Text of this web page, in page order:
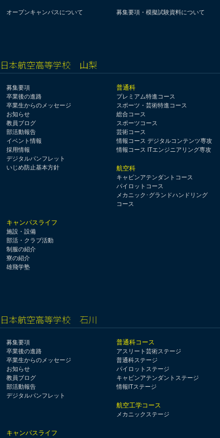
オープンキャンパスについて 募集要項・模擬試験資料について
日本航空高等学校 山梨
募集要項
卒業後の進路
卒業生からのメッセージ
お知らせ
教員ブログ
部活動報告
イベント情報
採用情報
デジタルパンフレット
いじめ防止基本方針
普通科
プレミアム特進コース
スポーツ・芸術特進コース
総合コース
スポーツコース
芸術コース
情報コース デジタルコンテンツ専攻
情報コース ITエンジニアリング専攻
航空科
キャビンアテンダントコース
パイロットコース
メカニック･グランドハンドリング
コース
キャンパスライフ
施設・設備
部活・クラブ活動
制服の紹介
寮の紹介
雄飛学塾
日本航空高等学校 石川
募集要項
卒業後の進路
卒業生からのメッセージ
お知らせ
教員ブログ
部活動報告
デジタルパンフレット
普通科コース
アスリート芸術ステージ
普通科ステージ
パイロットステージ
キャビンアテンダントステージ
情報ITステージ
航空工学コース
メカニックステージ
キャンパスライフ